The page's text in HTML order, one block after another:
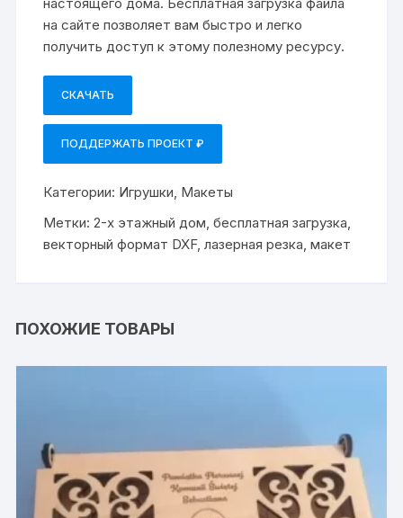
на сайте позволяет вам быстро и легко
получить доступ к этому полезному ресурсу.
СКАЧАТЬ
ПОДДЕРЖАТЬ ПРОЕКТ ₽
Категории: Игрушки Макеты
Метки:2-х этажный дом ,бесплатная загрузка
векторный формат DXF,лазерная резка ,макет
ПОХОЖИЕ ТОВАРЫ